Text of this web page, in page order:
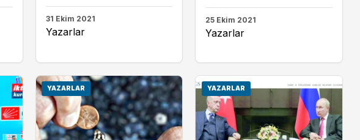
31 Ekim 2021
Yazarlar
25 Ekim 2021
Yazarlar
YAZARLAR YAZARLAR